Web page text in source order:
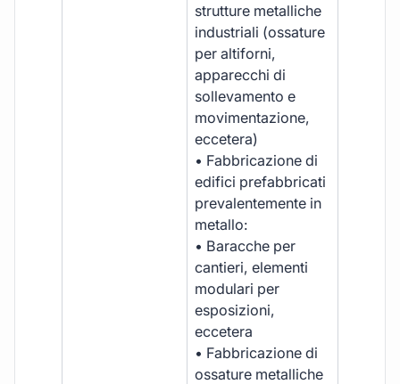
strutture metalliche
industriali (ossature
per altiforni,
apparecchi di
sollevamento e
movimentazione,
eccetera)
• Fabbricazione di
edifici prefabbricati
prevalentemente in
metallo:
• Baracche per
cantieri, elementi
modulari per
esposizioni,
eccetera
• Fabbricazione di
ossature metalliche